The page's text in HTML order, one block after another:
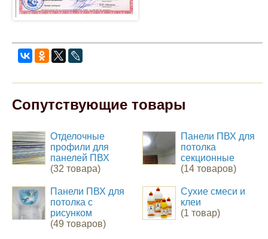
Сопутствующие товары
Отделочные
профили для
панелей ПВХ
(32 товара)
Панели ПВХ для
потолка
секционные
(14 товаров)
Панели ПВХ для
потолка с
рисунком
(49 товаров)
Сухие смеси и
клеи
(1 товар)
УАЗ
Дополнительные товары